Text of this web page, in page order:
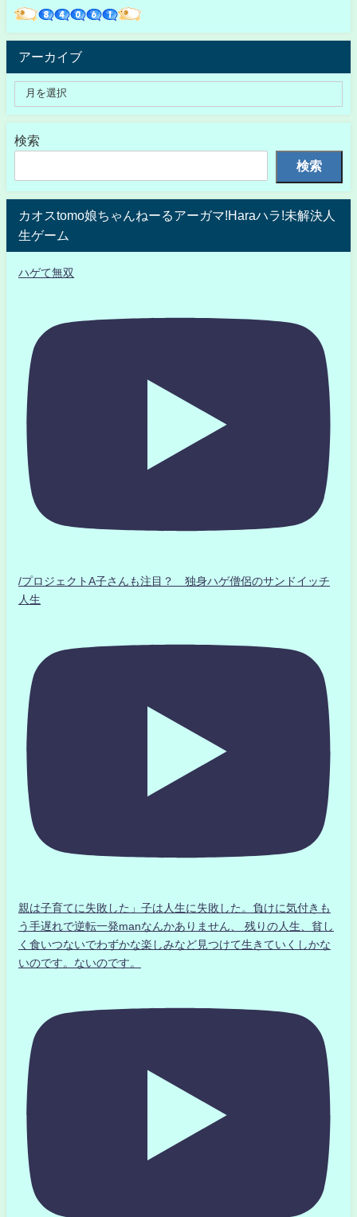
アーカイブ
検索
検索
カオスtomo娘ちゃんねーるアーガマ!Haraハラ!未解決人
生ゲーム
ハゲて無双
/プロジェクトA子さんも注目？ 独身ハゲ僧侶のサンドイッチ
人生
親は子育てに失敗した」子は人生に失敗した。負けに気付きも
う手遅れで逆転一発manなんかありません、 残りの人生、貧し
く食いつないでわずかな楽しみなど見つけて生きていくしかな
いのです。ないのです。